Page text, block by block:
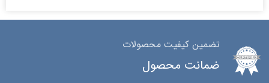
تضمین کیفیت محصولات
ضمانت محصول